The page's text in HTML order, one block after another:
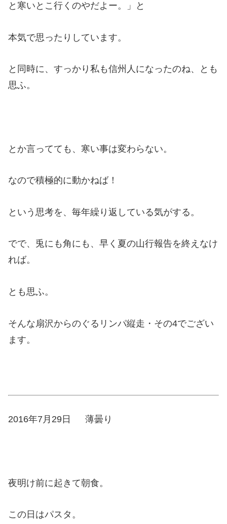
と寒いとこ行くのやだよー。」と
本気で思ったりしています。
と同時に、すっかり私も信州人になったのね、とも
思ふ。
とか言ってても、寒い事は変わらない。
なので積極的に動かねば！
という思考を、毎年繰り返している気がする。
でで、兎にも角にも、早く夏の山行報告を終えなけ
れば。
とも思ふ。
そんな扇沢からのぐるリンパ縦走・その4でござい
ます。
2016年7月29日 薄曇り
夜明け前に起きて朝食。
この日はパスタ。